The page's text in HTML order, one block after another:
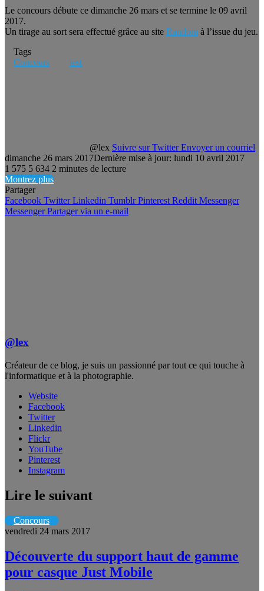
Le concours débute ce dimanche 26 mars et se termine le 09 avril
2017.
Un tirage au sort sera effectué grâce au site Random à l’issue du jeu.
Tags
Concours
test
@lex Suivre sur Twitter Envoyer un courriel
dimanche 26 mars 2017Dernière mise à jour: lundi 10 avril 2017
1 575 5 634 2 minutes de lecture
Montrez plus
Partager
Facebook Twitter Linkedin Tumblr Pinterest Reddit Messenger
Messenger Partager via un e-mail
@lex
Créateur de ce blog, je suis un passionné par tout ce qui touche à
l'informatique et à la photographie.
Website
Facebook
Twitter
Linkedin
Flickr
YouTube
Pinterest
Instagram
Lire le suivant
Concours
vendredi 24 mars 2017
Découverte du support haut de gamme
pour casque Just Mobile